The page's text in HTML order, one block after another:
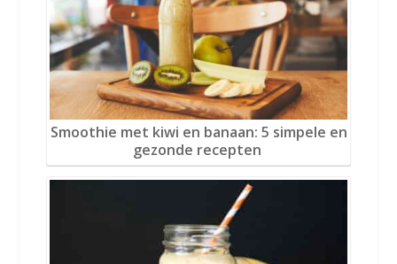
Smoothie met kiwi en banaan: 5 simpele en
gezonde recepten